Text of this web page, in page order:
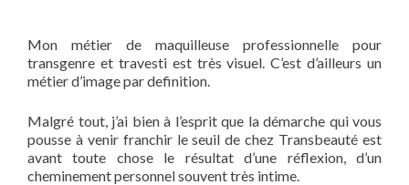
Mon métier de maquilleuse professionnelle pour
transgenre et travesti est très visuel. C’est d’ailleurs un
métier d’image par definition.
Malgré tout, j’ai bien à l’esprit que la démarche qui vous
pousse à venir franchir le seuil de chez Transbeauté est
avant toute chose le résultat d’une réflexion, d’un
cheminement personnel souvent très intime.